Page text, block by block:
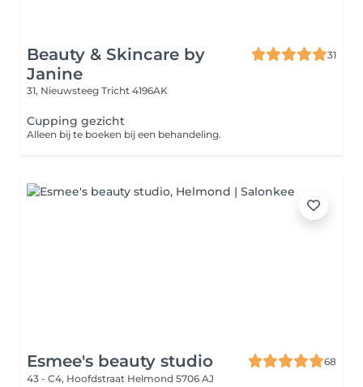
Beauty & Skincare by
Janine
31
31, Nieuwsteeg Tricht 4196AK
Cupping gezicht
Alleen bij te boeken bij een behandeling.
Esmee's beauty studio
68
43 - C4, Hoofdstraat Helmond 5706 AJ